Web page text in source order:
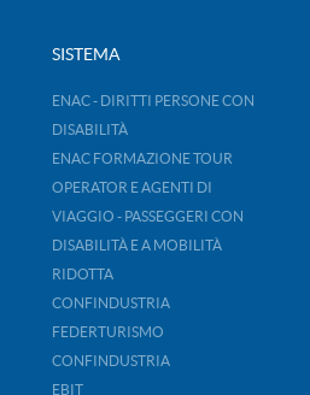
SISTEMA
ENAC - DIRITTI PERSONE CON
DISABILITÀ
ENAC FORMAZIONE TOUR
OPERATOR E AGENTI DI
VIAGGIO - PASSEGGERI CON
DISABILITÀ E A MOBILITÀ
RIDOTTA
CONFINDUSTRIA
FEDERTURISMO
CONFINDUSTRIA
EBIT